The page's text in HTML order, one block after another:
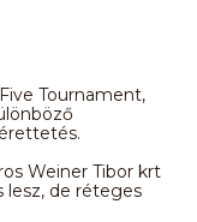
Tournament,
Weiner Tibor krt
lesz, de réteges